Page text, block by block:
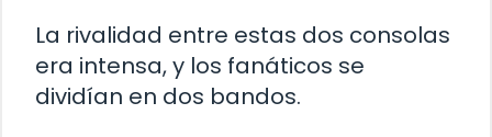
La rivalidad entre estas dos consolas
era intensa, y los fanáticos se
dividían en dos bandos.